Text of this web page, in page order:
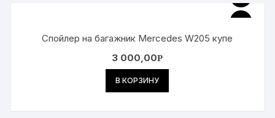
Спойлер на багажник Mercedes W205 купе
3 000,00Р
В КОРЗИНУ